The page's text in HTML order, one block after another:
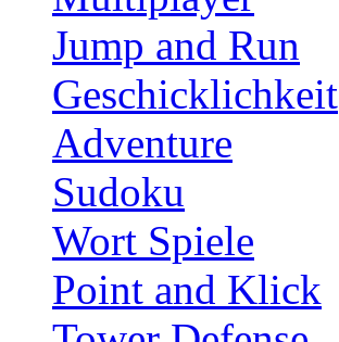
Jump and Run
Geschicklichkeit
Adventure
Sudoku
Wort Spiele
Point and Klick